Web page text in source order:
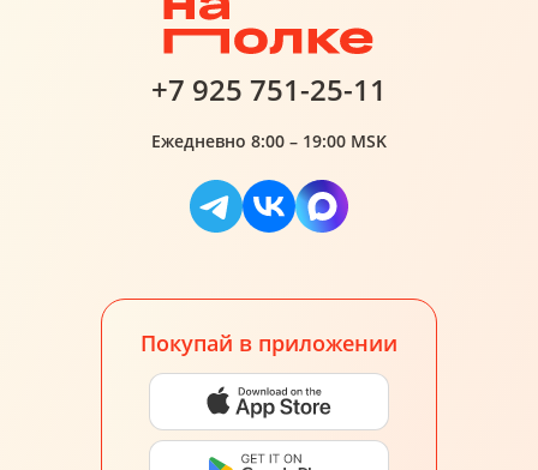
+7 925 751-25-11
Ежедневно 8:00 – 19:00 MSK
Покупай в приложении